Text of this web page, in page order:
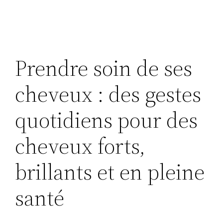
Prendre soin de ses
cheveux : des gestes
quotidiens pour des
cheveux forts,
brillants et en pleine
santé